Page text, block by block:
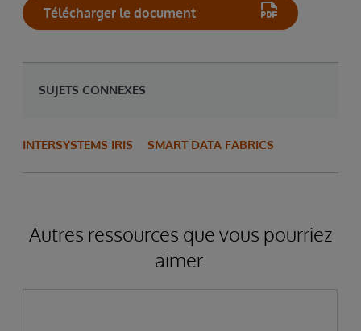
Télécharger le document
SUJETS CONNEXES
INTERSYSTEMS IRIS SMART DATA FABRICS
Autres ressources que vous pourriez
aimer.